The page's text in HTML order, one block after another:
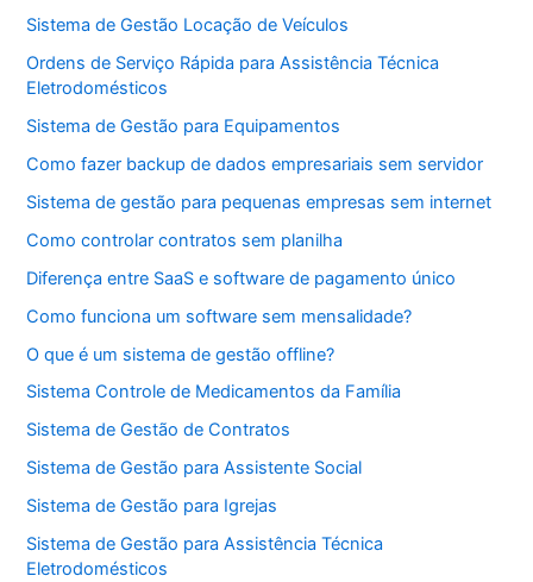
Sistema de Gestão Locação de Veículos
Ordens de Serviço Rápida para Assistência Técnica
Eletrodomésticos
Sistema de Gestão para Equipamentos
Como fazer backup de dados empresariais sem servidor
Sistema de gestão para pequenas empresas sem internet
Como controlar contratos sem planilha
Diferença entre SaaS e software de pagamento único
Como funciona um software sem mensalidade?
O que é um sistema de gestão offline?
Sistema Controle de Medicamentos da Família
Sistema de Gestão de Contratos
Sistema de Gestão para Assistente Social
Sistema de Gestão para Igrejas
Sistema de Gestão para Assistência Técnica
Eletrodomésticos